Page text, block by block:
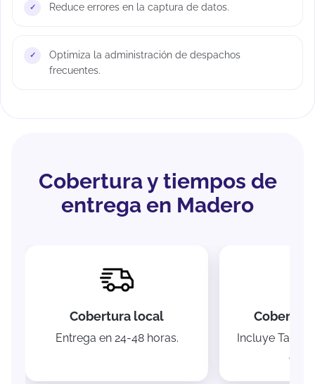
Reduce errores en la captura de datos.
Optimiza la administración de despachos
frecuentes.
Cobertura y tiempos de
entrega en Madero
Cobertura local
Entrega en 24-48 horas.
Incluye